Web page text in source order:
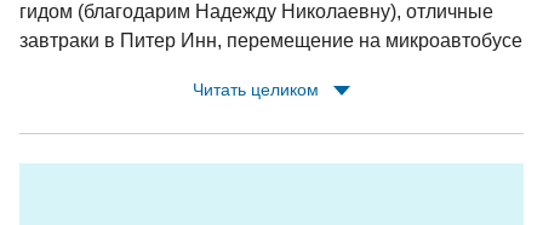
гидом (благодарим Надежду Николаевну), отличные
завтраки в Питер Инн, перемещение на микроавтобусе
распланирован - посмотрели все значимые
Читать целиком